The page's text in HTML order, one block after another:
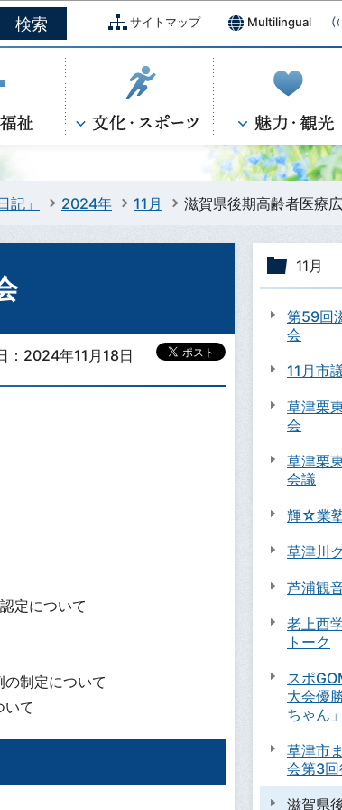
移動
サイトマップ Multilingual
記」 2024年 11月 滋賀県後期高齢者医療
：2024年11月18日
定について
制定について
いて
11月
第59回
会
11月市
草津栗
会
草津栗
会議
輝☆業
草津川
芦浦観
老上西
トーク
スポ
大会優
ちゃん
草津市
会第3
滋賀県